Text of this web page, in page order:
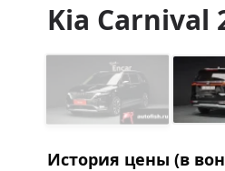
Kia Carnival
История цены (в